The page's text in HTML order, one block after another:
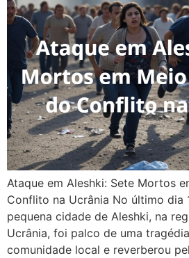
Ataque em Aleshki: Sete Mortos
Conflito na Ucrânia No último dia
pequena cidade de Aleshki, na
Ucrânia, foi palco de uma
comunidade local e reverberou